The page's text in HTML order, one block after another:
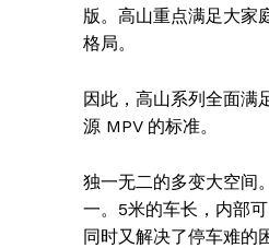
版。高山重点满足大家
格局。
因此，高山系列全面满
源 MPV 的标准。
独一无二的多变大空间
一。5米的车长，内部
同时又解决了停车难的